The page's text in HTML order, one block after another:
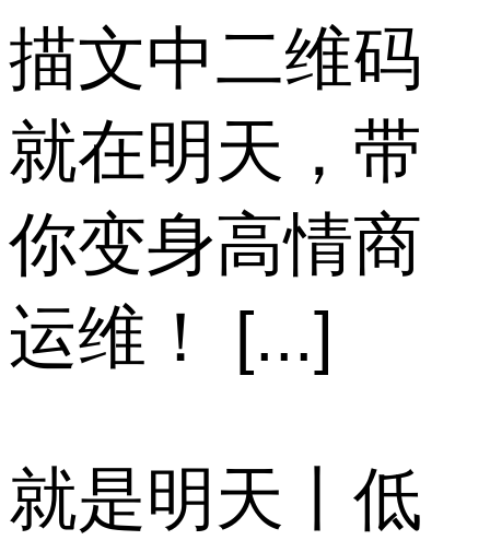
描文中二维码
就在明天，带
你变身高情商
运维！ [...]
就是明天丨低